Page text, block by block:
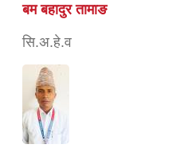
बम बहादुर तामाङ
सि.अ.हे.व